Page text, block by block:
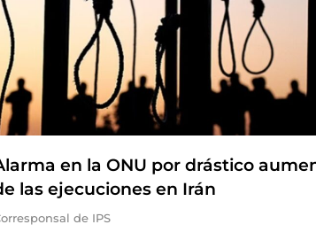
en la ONU por drástico
las ejecuciones en Irán
de IPS